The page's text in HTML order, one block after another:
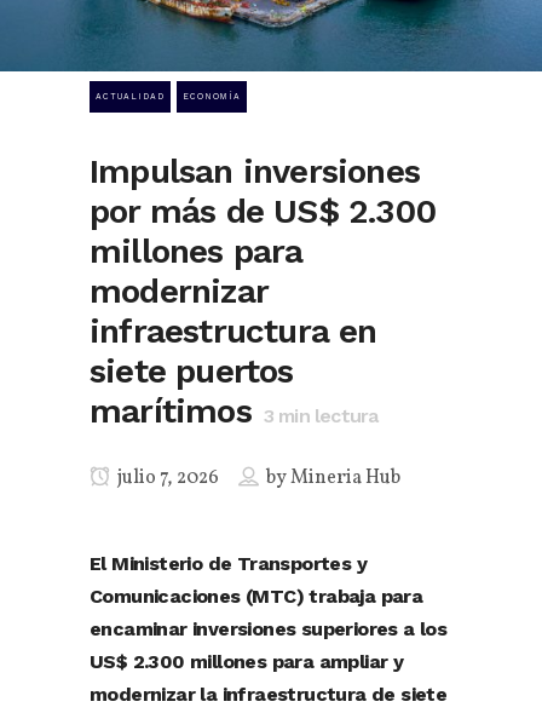
ACTUALIDAD ECONOMÍA
Impulsan inversiones
por más de US$ 2.300
millones para
modernizar
infraestructura en
siete puertos
marítimos 3 min lectura
julio 7, 2026 byMineria Hub
El Ministerio de Transportes y
Comunicaciones (MTC) trabaja para
encaminar inversiones superiores a los
US$ 2.300 millones para ampliar y
modernizar la infraestructura de siete